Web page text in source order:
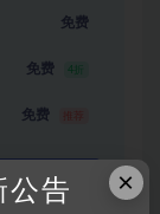
免费
免费 4折
免费
×
公告